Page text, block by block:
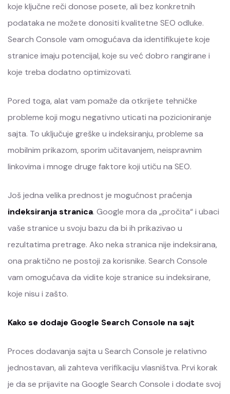
koje ključne reči donose posete, ali bez konkretnih
podataka ne možete donositi kvalitetne SEO odluke.
Search Console vam omogućava da identifikujete koje
stranice imaju potencijal, koje su već dobro rangirane i
koje treba dodatno optimizovati.
Pored toga, alat vam pomaže da otkrijete tehničke
probleme koji mogu negativno uticati na pozicioniranje
sajta. To uključuje greške u indeksiranju, probleme sa
mobilnim prikazom, sporim učitavanjem, neispravnim
linkovima i mnoge druge faktore koji utiču na SEO.
Još jedna velika prednost je mogućnost praćenja
indeksiranja stranica. Google mora da „pročita“ i ubaci
vaše stranice u svoju bazu da bi ih prikazivao u
rezultatima pretrage. Ako neka stranica nije indeksirana,
ona praktično ne postoji za korisnike. Search Console
vam omogućava da vidite koje stranice su indeksirane,
koje nisu i zašto.
Kako se dodaje Google Search Console na sajt
Proces dodavanja sajta u Search Console je relativno
jednostavan, ali zahteva verifikaciju vlasništva. Prvi korak
je da se prijavite na Google Search Console i dodate svoj